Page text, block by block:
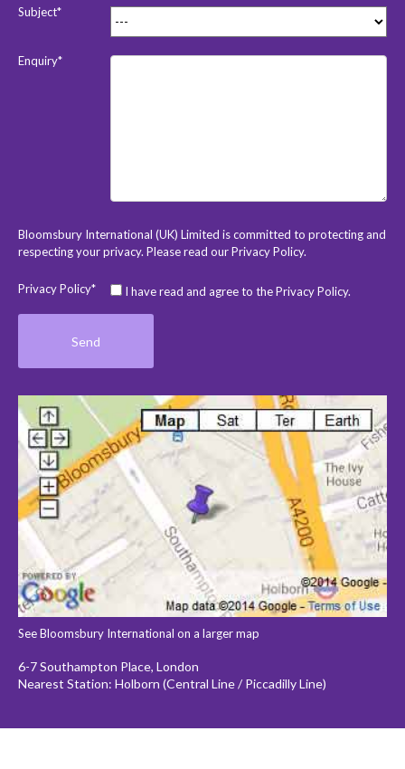
Subject*
Enquiry*
Bloomsbury International (UK) Limited is committed to protecting and
respecting your privacy. Please read ourPrivacy Policy.
Privacy Policy* I have read and agree to the Privacy Policy.
See Bloomsbury International on a larger map
6-7 Southampton Place, London
Nearest Station: Holborn (Central Line / Piccadilly Line)